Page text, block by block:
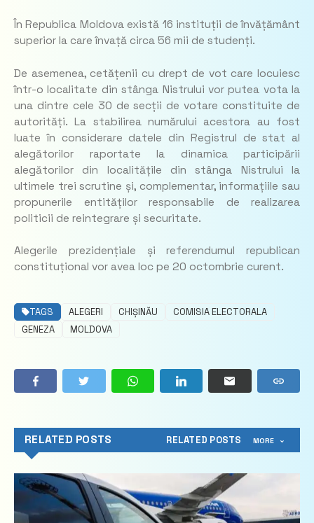
În Republica Moldova există 16 instituții de învățământ
superior la care învață circa 56 mii de studenți.
De asemenea, cetățenii cu drept de vot care locuiesc
într-o localitate din stânga Nistrului vor putea vota la
una dintre cele 30 de secții de votare constituite de
autorități. La stabilirea numărului acestora au fost
luate în considerare datele din Registrul de stat al
alegătorilor raportate la dinamica participării
alegătorilor din localitățile din stânga Nistrului la
ultimele trei scrutine și, complementar, informațiile sau
propunerile entităților responsabile de realizarea
politicii de reintegrare și securitate.
Alegerile prezidențiale și referendumul republican
constituțional vor avea loc pe 20 octombrie curent.
TAGS ALEGERI CHIȘINĂU
COMISIA ELECTORALA
GENEZA
MOLDOVA
RELATED POSTS RELATED POSTS MORE